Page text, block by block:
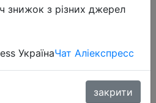
на мобільному, в телеграм
знижок з різних джерел
УкраїнаЧат Аліекспресс
закрити